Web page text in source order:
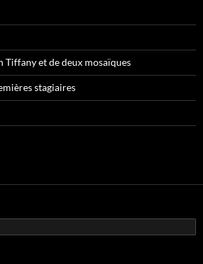
Tiffany et de deux mosaïques
stagiaires